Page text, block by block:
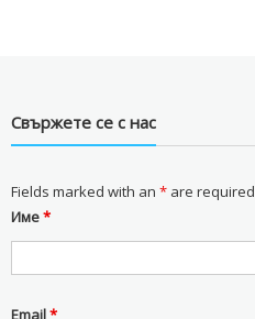
Свържете се с нас
Fields marked with an *are required
Име*
Email*